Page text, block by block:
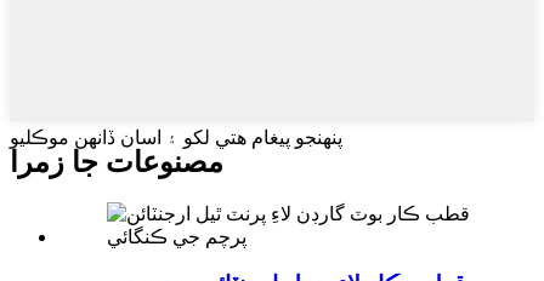
پنهنجو پيغام هتي لکو ۽ اسان ڏانهن موڪليو
مصنوعات جا زمرا